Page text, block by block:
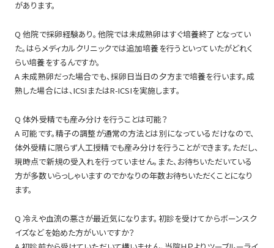
があります。
Q 他院で採卵経験あり。他院では未成熟卵はすぐ培養終了となってい
た。はらメディカルクリニックでは追加培養を行うといっていたがどれく
らい培養をするんですか。
A 未成熟卵だった場合でも、採卵日当日の夕方まで培養を行います。成
熟した場合には、ICSIまたはR-ICSIを実施します。
Q 体外受精でも産み分けを行うことは可能？
A 可能です。精子の調整が通常の方法とは別になっているだけなので、
体外受精に限らず人工授精でも産み分けを行うことができます。ただし、
現時点で新規の受入れを行っていません。また、お待ちいただいている
方が多数いらっしゃいますのでかなりの年数お待ちいただくことになり
ます。
Q 冷えや血流の悪さが最近気になります。初診を受けてからボーンスク
イズなどを始めた方がいいですか？